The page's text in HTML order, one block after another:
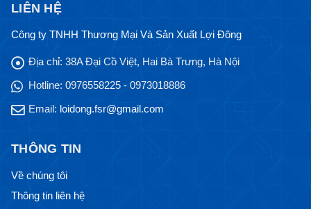
LIÊN HỆ
Công ty TNHH Thương Mại Và Sản Xuất Lợi Đông
Địa chỉ: 38A Đại Cồ Việt, Hai Bà Trưng, Hà Nội
Hotline: 0976558225 - 0973018886
Email: loidong.fsr@gmail.com
THÔNG TIN
Về chúng tôi
Thông tin liên hệ